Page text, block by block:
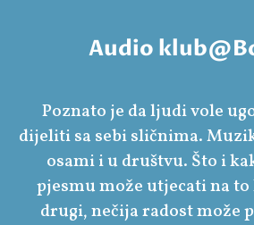
Audio
Poznato je da ljudi vole
dijeliti sa sebi sličnima.
osami i u društvu. Što i
pjesmu može utjecati na to
drugi, nečija radost može